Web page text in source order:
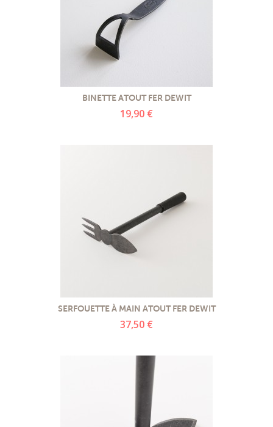
BINETTE ATOUT FER DEWIT
19,90 €
SERFOUETTE À MAIN ATOUT FER DEWIT
37,50 €